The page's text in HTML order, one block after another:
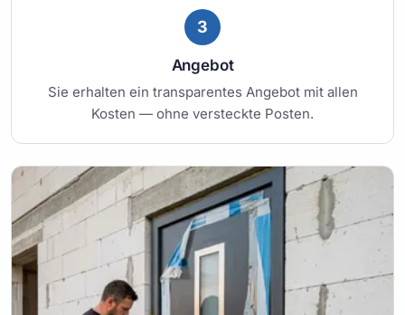
3
Angebot
Sie erhalten ein transparentes Angebot mit allen
Kosten — ohne versteckte Posten.